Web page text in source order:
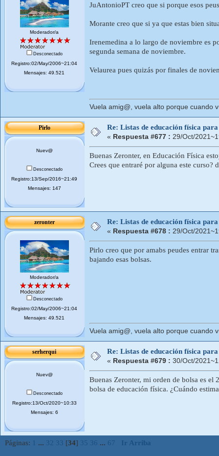
Moderador/a
Desconectado
Registro:02/May/2006~21:04
Mensajes: 49.521
JuAntonioPT creo que si porque esos
Morante creo que si ya que estas bien
Irenemedina a lo largo de noviembre es
segunda semana de noviembre.
Velaurea pues quizás por finales de
Vuela amig@, vuela alto porque cuando
Pirlo
Nuev@
Desconectado
Registro:13/Sep/2016~21:49
Mensajes: 147
Re: Listas de educación física
« Respuesta #677 : 29/Oct/
Buenas Zeronter, en Educación Física
Crees que entraré por alguna este curso?
zeronter
Moderador/a
Desconectado
Registro:02/May/2006~21:04
Mensajes: 49.521
Re: Listas de educación física
« Respuesta #678 : 29/Oct/
Pirlo creo que por amabs peudes entrar
bajando esas bolsas.
Vuela amig@, vuela alto porque cuando
serherqui
Nuev@
Desconectado
Registro:13/Oct/2020~10:33
Mensajes: 6
Re: Listas de educación física
« Respuesta #679 : 30/Oct/
Buenas Zeronter, mi orden de bolsa es el
bolsa de educación física. ¿Cuándo
Páginas: ... 32 33 [34] 35 36 ... 67 Ir Arriba